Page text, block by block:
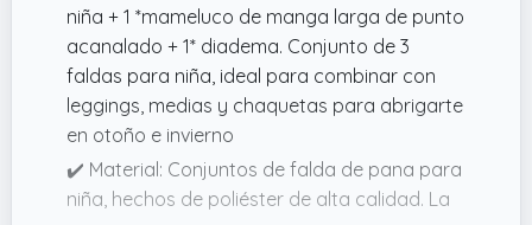
niña + 1 *mameluco de manga larga de punto
acanalado + 1* diadema. Conjunto de 3
faldas para niña, ideal para combinar con
leggings, medias y chaquetas para abrigarte
en otoño e invierno
✔️ Material: Conjuntos de falda de pana para
niña, hechos de poliéster de alta calidad. La